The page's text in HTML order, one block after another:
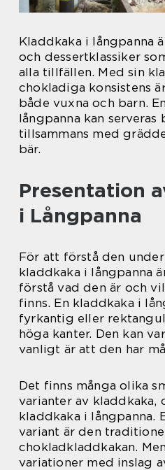
Kladdkaka i långpanna
och dessertklassiker
alla tillfällen. Med sin
chokladiga konsistens
både vuxna och barn.
långpanna kan serveras
tillsammans med
bär.
Presentation
i Långpanna
För att förstå den
kladdkaka i långpanna
förstå vad den är och
finns. En kladdkaka i
fyrkantig eller
höga kanter. Den kan
vanligt är att den har
Det finns många olika
varianter av kladdkaka,
kladdkaka i långpanna.
variant är den
chokladkladdkakan.
variationer med inslag